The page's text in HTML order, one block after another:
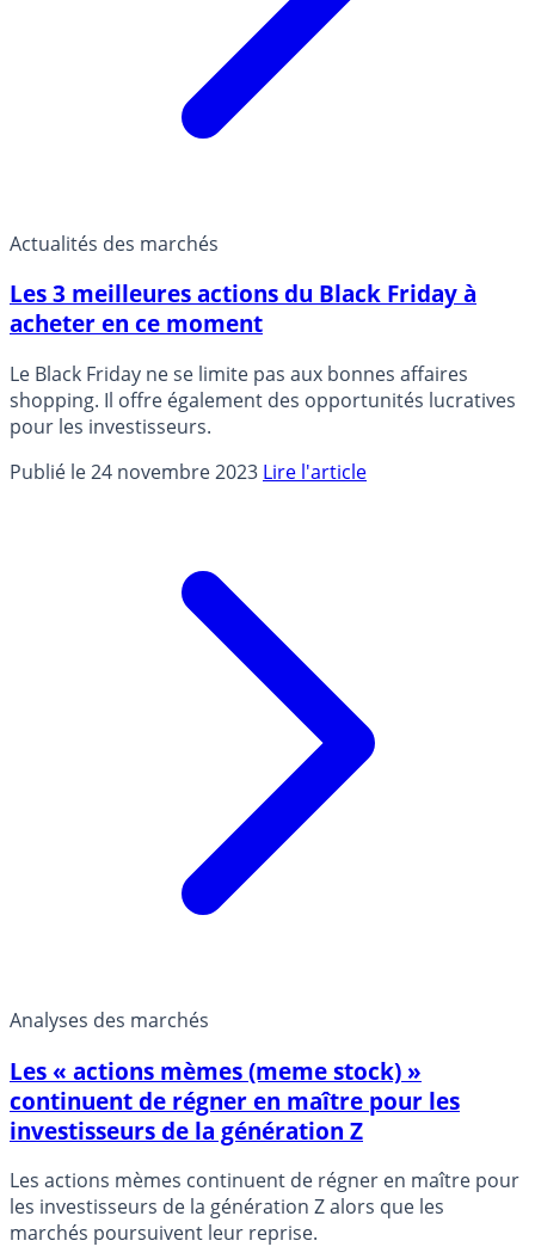
Actualités des marchés
Les 3 meilleures actions du Black Friday à
acheter en ce moment
Le Black Friday ne se limite pas aux bonnes affaires
shopping. Il offre également des opportunités lucratives
pour les investisseurs.
Publié le 24 novembre 2023 Lire l'article
Analyses des marchés
Les « actions mèmes (meme stock) »
continuent de régner en maître pour les
investisseurs de la génération Z
Les actions mèmes continuent de régner en maître pour
les investisseurs de la génération Z alors que les
marchés poursuivent leur reprise.